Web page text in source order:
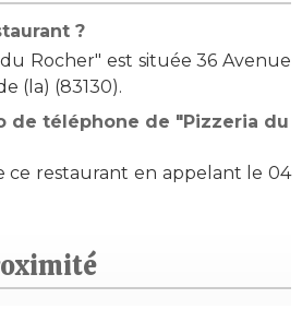
?
Rocher" est située 36 Avenue
(la) (83130).
de téléphone de "Pizzeria du
ce restaurant en appelant le 04